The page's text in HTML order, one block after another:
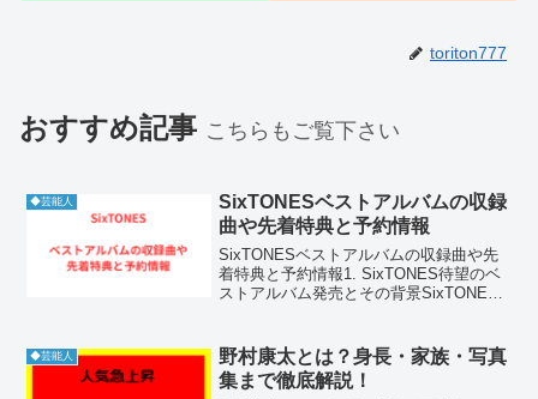
toriton777
おすすめ記事 こちらもご覧下さい
◆芸能人
SixTONESベストアルバムの収録
曲や先着特典と予約情報
SixTONESベストアルバムの収録曲や先
着特典と予約情報1. SixTONES待望のベ
ストアルバム発売とその背景SixTONES
ストアルバムに凝縮されます。彼らは常
に...
◆芸能人
野村康太とは？身長・家族・写真
集まで徹底解説！